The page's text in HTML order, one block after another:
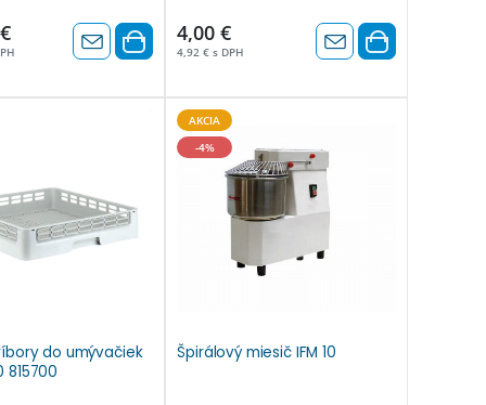
4,00 €
4,92 € s DPH
do umývačiek
815700
AKCIA
-4%
Špirálový miesič IFM 10